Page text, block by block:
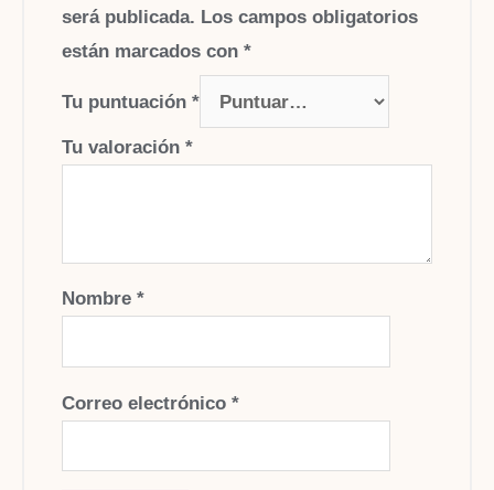
será publicada. Los campos obligatorios
están marcados con *
Tu puntuación *
Tu valoración *
Nombre *
Correo electrónico *